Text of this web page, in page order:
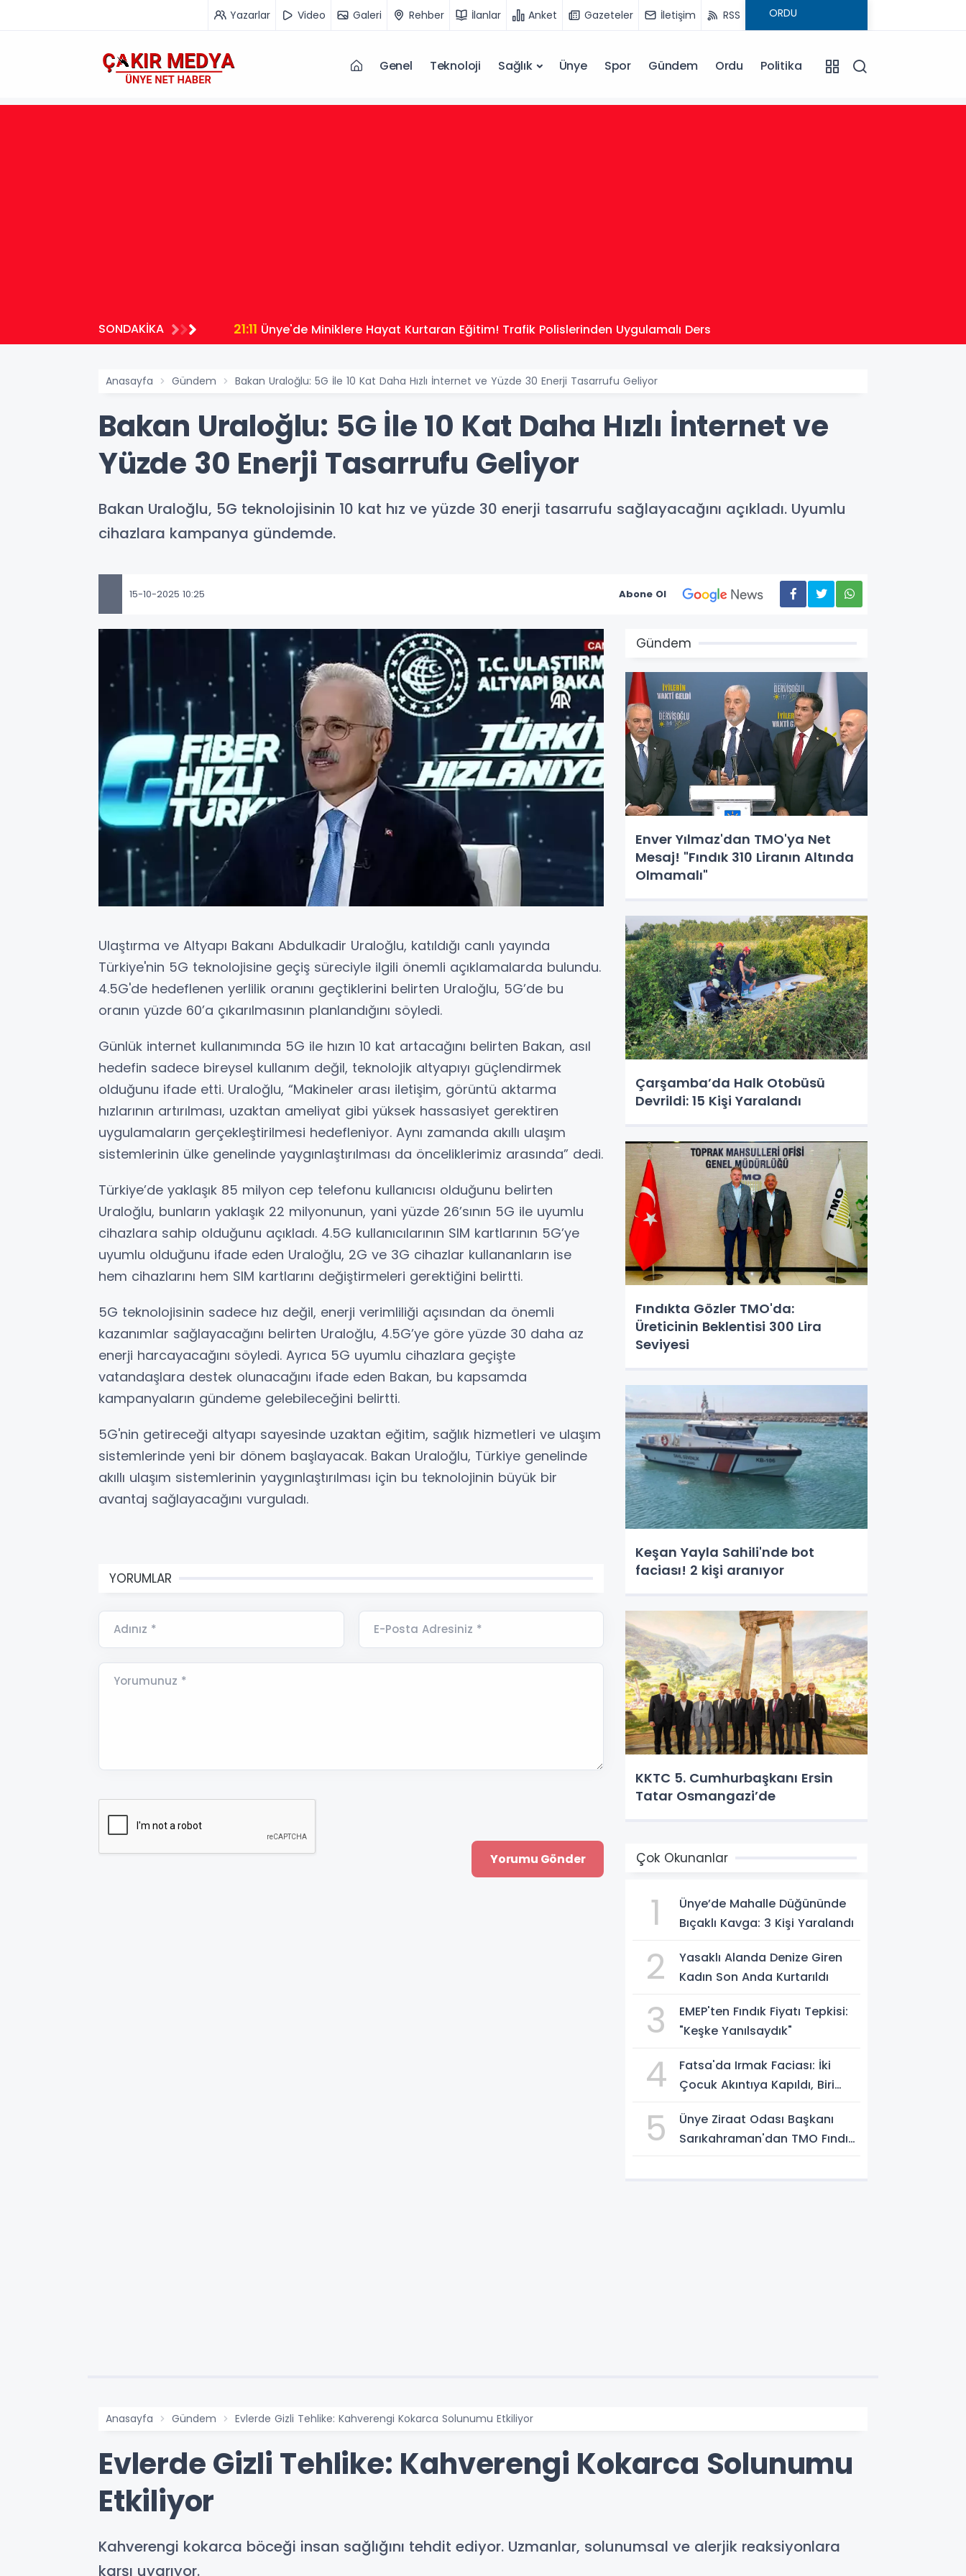
Yazarlar Video Galeri Rehber İlanlar Anket Gazeteler İletişim RSS
Genel Teknoloji Sağlık Ünye Spor Gündem Ordu Politika
SONDAKİKA 21:11 Ünye'de Miniklere Hayat Kurtaran Eğitim! Trafik Polislerinden Uygulamalı Ders
Anasayfa Gündem Bakan Uraloğlu: 5G İle 10 Kat Daha Hızlı İnternet ve Yüzde 30 Enerji Tasarrufu Geliyor
Bakan Uraloğlu: 5G İle 10 Kat Daha Hızlı İnternet ve
Yüzde 30 Enerji Tasarrufu Geliyor
Bakan Uraloğlu, 5G teknolojisinin 10 kat hız ve yüzde 30 enerji tasarrufu sağlayacağını açıkladı. Uyumlu
cihazlara kampanya gündemde.
15-10-2025 10:25 Abone Ol
Ulaştırma ve Altyapı Bakanı Abdulkadir Uraloğlu, katıldığı canlı yayında
Türkiye'nin 5G teknolojisine geçiş süreciyle ilgili önemli açıklamalarda bulundu.
4.5G'de hedeflenen yerlilik oranını geçtiklerini belirten Uraloğlu, 5G’de bu
oranın yüzde 60’a çıkarılmasının planlandığını söyledi.
Günlük internet kullanımında 5G ile hızın 10 kat artacağını belirten Bakan, asıl
hedefin sadece bireysel kullanım değil, teknolojik altyapıyı güçlendirmek
olduğunu ifade etti. Uraloğlu, “Makineler arası iletişim, görüntü aktarma
hızlarının artırılması, uzaktan ameliyat gibi yüksek hassasiyet gerektiren
uygulamaların gerçekleştirilmesi hedefleniyor. Aynı zamanda akıllı ulaşım
sistemlerinin ülke genelinde yaygınlaştırılması da önceliklerimiz arasında” dedi.
Türkiye’de yaklaşık 85 milyon cep telefonu kullanıcısı olduğunu belirten
Uraloğlu, bunların yaklaşık 22 milyonunun, yani yüzde 26’sının 5G ile uyumlu
cihazlara sahip olduğunu açıkladı. 4.5G kullanıcılarının SIM kartlarının 5G’ye
uyumlu olduğunu ifade eden Uraloğlu, 2G ve 3G cihazlar kullananların ise
hem cihazlarını hem SIM kartlarını değiştirmeleri gerektiğini belirtti.
5G teknolojisinin sadece hız değil, enerji verimliliği açısından da önemli
kazanımlar sağlayacağını belirten Uraloğlu, 4.5G’ye göre yüzde 30 daha az
enerji harcayacağını söyledi. Ayrıca 5G uyumlu cihazlara geçişte
vatandaşlara destek olunacağını ifade eden Bakan, bu kapsamda
kampanyaların gündeme gelebileceğini belirtti.
5G'nin getireceği altyapı sayesinde uzaktan eğitim, sağlık hizmetleri ve ulaşım
sistemlerinde yeni bir dönem başlayacak. Bakan Uraloğlu, Türkiye genelinde
akıllı ulaşım sistemlerinin yaygınlaştırılması için bu teknolojinin büyük bir
avantaj sağlayacağını vurguladı.
YORUMLAR
Adınız * E-Posta Adresiniz *
Yorumunuz *
Gündem
Enver Yılmaz'dan TMO'ya Net
Mesaj! "Fındık 310 Liranın Altında
Olmamalı"
Çarşamba’da Halk Otobüsü
Devrildi: 15 Kişi Yaralandı
Fındıkta Gözler TMO'da:
Üreticinin Beklentisi 300 Lira
Seviyesi
Keşan Yayla Sahili'nde bot
faciası! 2 kişi aranıyor
KKTC 5. Cumhurbaşkanı Ersin
Tatar Osmangazi’de
Çok Okunanlar
1
Ünye’de Mahalle Düğününde
Bıçaklı Kavga: 3 Kişi Yaralandı
2
Yasaklı Alanda Denize Giren
Kadın Son Anda Kurtarıldı
3
EMEP'ten Fındık Fiyatı Tepkisi:
"Keşke Yanılsaydık"
4
Fatsa'da Irmak Faciası: İki
Çocuk Akıntıya Kapıldı, Biri
5
Ünye Ziraat Odası Başkanı
Sarıkahraman'dan TMO Fındık
Anasayfa Gündem Evlerde Gizli Tehlike: Kahverengi Kokarca Solunumu Etkiliyor
Evlerde Gizli Tehlike: Kahverengi Kokarca Solunumu
Etkiliyor
Kahverengi kokarca böceği insan sağlığını tehdit ediyor. Uzmanlar, solunumsal ve alerjik reaksiyonlara
karşı uyarıyor.